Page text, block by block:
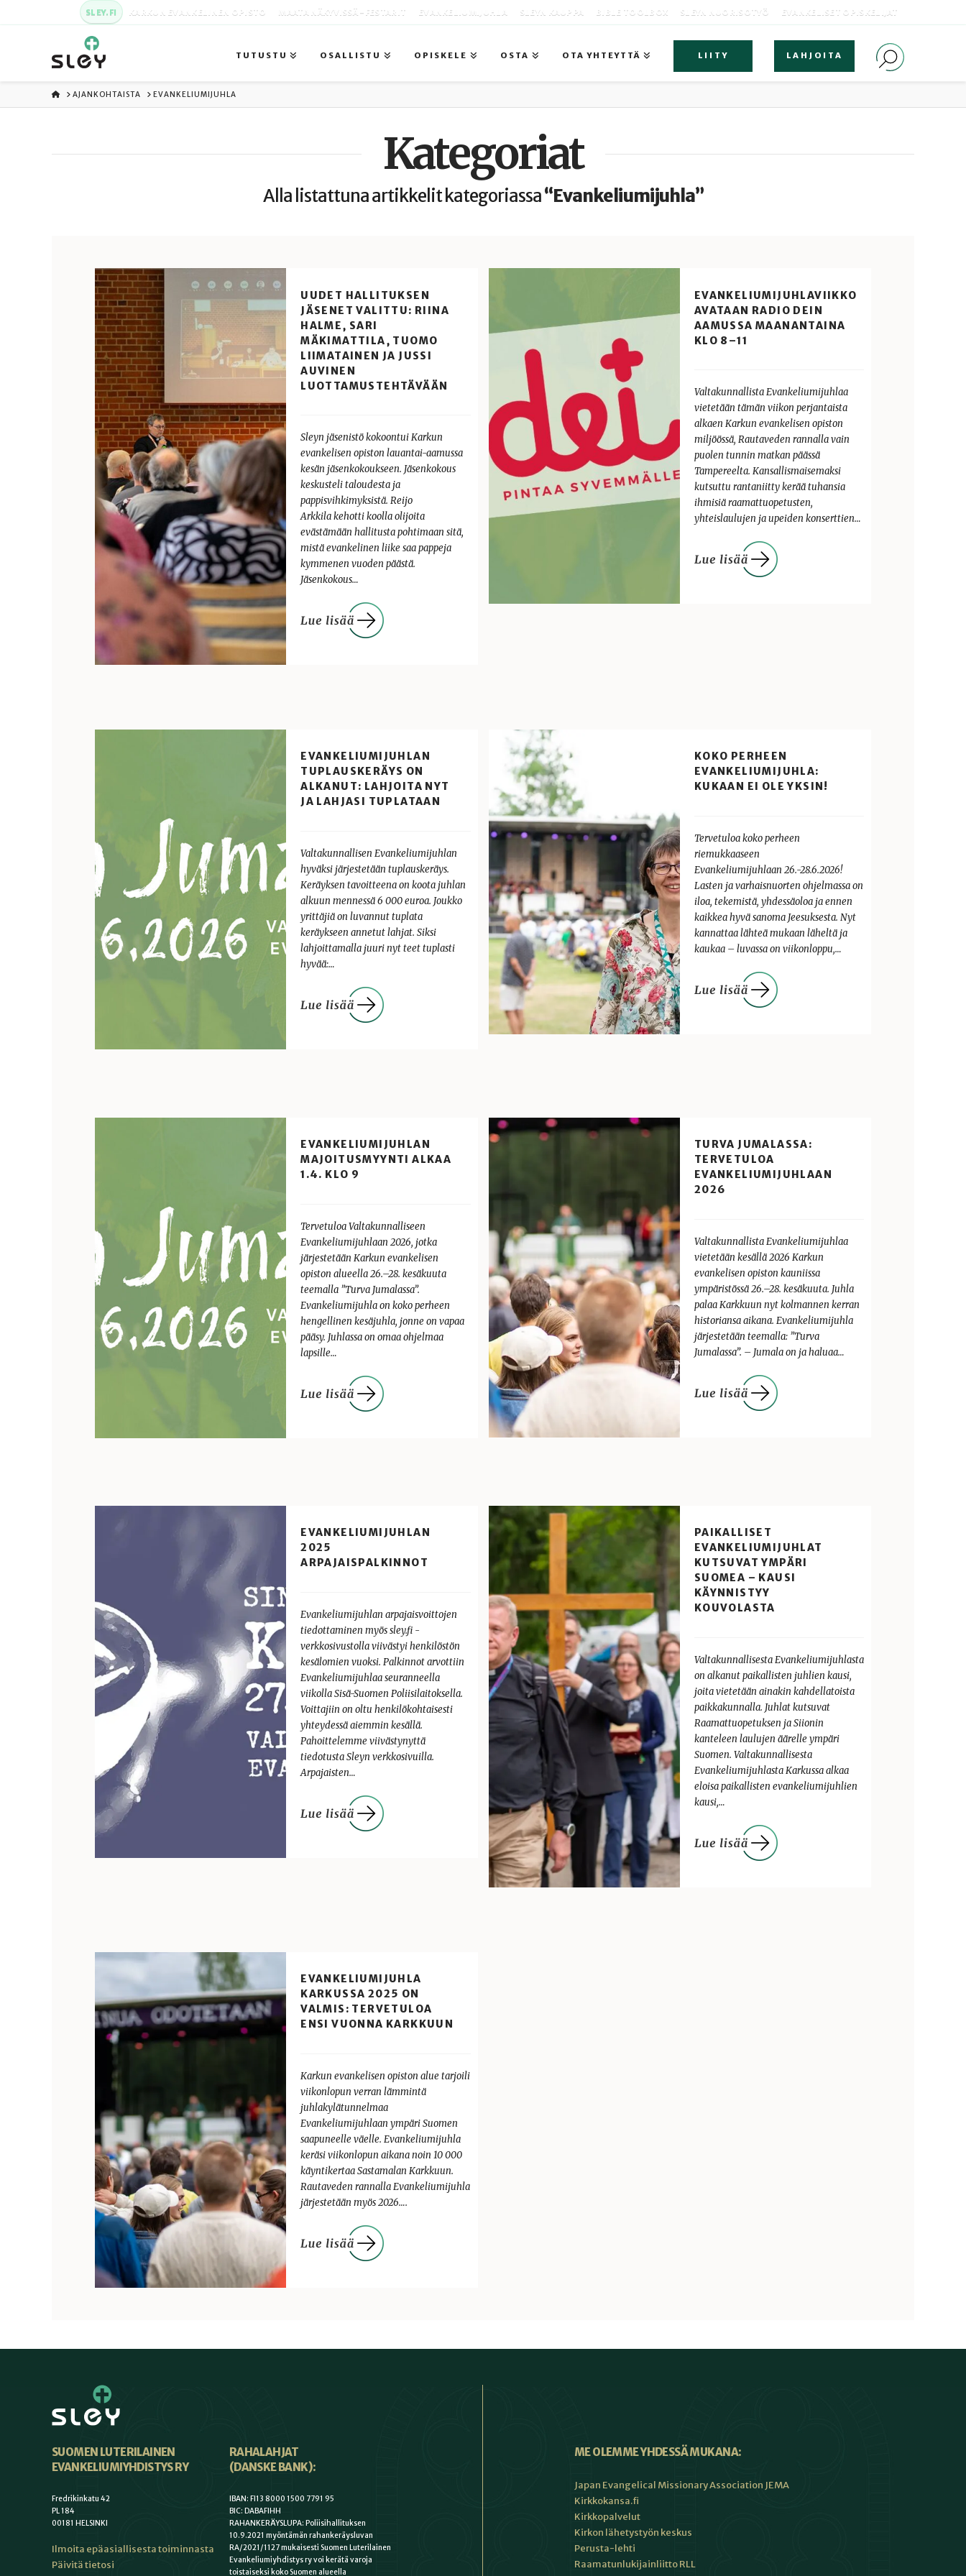
SLEY.FI KARKUN EVANKELINEN OPISTO MAATA NÄKYVISSÄ -FESTARIT EVANKELIUMIJUHLA SLEYN KAUPPA BIBLE TOOLBOX SLEYN NUORISOTYÖ EVANKELISET OPISKELIJAT
TUTUSTU OSALLISTU OPISKELE OSTA OTA YHTEYTTÄ LIITY LAHJOITA
ETUSIVU
AJANKOHTAISTA EVANKELIUMIJUHLA
Kategoriat
Alla listattuna artikkelit kategoriassa“Evankeliumijuhla”
UUDET HALLITUKSEN
JÄSENET VALITTU: RIINA
HALME, SARI
MÄKIMATTILA, TUOMO
LIIMATAINEN JA JUSSI
AUVINEN
LUOTTAMUSTEHTÄVÄÄN
Sleyn jäsenistö kokoontui Karkun
evankelisen opiston lauantai-aamussa
kesän jäsenkokoukseen. Jäsenkokous
keskusteli taloudesta ja
pappisvihkimyksistä. Reijo
Arkkila kehotti koolla olijoita
evästämään hallitusta pohtimaan sitä,
mistä evankelinen liike saa pappeja
kymmenen vuoden päästä.
Jäsenkokous…
EVANKELIUMIJUHLAVIIKKO
AVATAAN RADIO DEIN
AAMUSSA MAANANTAINA
KLO 8–11
Valtakunnallista Evankeliumijuhlaa
vietetään tämän viikon perjantaista
alkaen Karkun evankelisen opiston
miljöössä, Rautaveden rannalla vain
puolen tunnin matkan päässä
Tampereelta. Kansallismaisemaksi
kutsuttu rantaniitty kerää tuhansia
ihmisiä raamattuopetusten,
yhteislaulujen ja upeiden konserttien…
EVANKELIUMIJUHLAN
TUPLAUSKERÄYS ON
ALKANUT: LAHJOITA NYT
JA LAHJASI TUPLATAAN
Valtakunnallisen Evankeliumijuhlan
hyväksi järjestetään tuplauskeräys.
Keräyksen tavoitteena on koota juhlan
alkuun mennessä 6 000 euroa. Joukko
yrittäjiä on luvannut tuplata
keräykseen annetut lahjat. Siksi
lahjoittamalla juuri nyt teet tuplasti
hyvää:…
KOKO PERHEEN
EVANKELIUMIJUHLA:
KUKAAN EI OLE YKSIN!
Tervetuloa koko perheen
riemukkaaseen
Evankeliumijuhlaan 26.-28.6.2026!
Lasten ja varhaisnuorten ohjelmassa on
iloa, tekemistä, yhdessäoloa ja ennen
kaikkea hyvä sanoma Jeesuksesta. Nyt
kannattaa lähteä mukaan läheltä ja
kaukaa – luvassa on viikonloppu,…
EVANKELIUMIJUHLAN
MAJOITUSMYYNTI ALKAA
1.4. KLO 9
Tervetuloa Valtakunnalliseen
Evankeliumijuhlaan 2026, jotka
järjestetään Karkun evankelisen
opiston alueella 26.–28. kesäkuuta
teemalla ”Turva Jumalassa”.
Evankeliumijuhla on koko perheen
hengellinen kesäjuhla, jonne on vapaa
pääsy. Juhlassa on omaa ohjelmaa
lapsille…
TURVA JUMALASSA:
TERVETULOA
EVANKELIUMIJUHLAAN
2026
Valtakunnallista Evankeliumijuhlaa
vietetään kesällä 2026 Karkun
evankelisen opiston kauniissa
ympäristössä 26.–28. kesäkuuta. Juhla
palaa Karkkuun nyt kolmannen kerran
historiansa aikana. Evankeliumijuhla
järjestetään teemalla: ”Turva
Jumalassa”. – Jumala on ja haluaa…
EVANKELIUMIJUHLAN
2025
ARPAJAISPALKINNOT
Evankeliumijuhlan arpajaisvoittojen
tiedottaminen myös sley.fi -
verkkosivustolla viivästyi henkilöstön
kesälomien vuoksi. Palkinnot arvottiin
Evankeliumijuhlaa seuranneella
viikolla Sisä-Suomen Poliisilaitoksella.
Voittajiin on oltu henkilökohtaisesti
yhteydessä aiemmin kesällä.
Pahoittelemme viivästynyttä
tiedotusta Sleyn verkkosivuilla.
Arpajaisten…
PAIKALLISET
EVANKELIUMIJUHLAT
KUTSUVAT YMPÄRI
SUOMEA – KAUSI
KÄYNNISTYY
KOUVOLASTA
Valtakunnallisesta Evankeliumijuhlasta
on alkanut paikallisten juhlien kausi,
joita vietetään ainakin kahdellatoista
paikkakunnalla. Juhlat kutsuvat
Raamattuopetuksen ja Siionin
kanteleen laulujen äärelle ympäri
Suomen. Valtakunnallisesta
Evankeliumijuhlasta Karkussa alkaa
eloisa paikallisten evankeliumijuhlien
kausi,…
EVANKELIUMIJUHLA
KARKUSSA 2025 ON
VALMIS: TERVETULOA
ENSI VUONNA KARKKUUN
Karkun evankelisen opiston alue tarjoili
viikonlopun verran lämmintä
juhlakylätunnelmaa
Evankeliumijuhlaan ympäri Suomen
saapuneelle väelle. Evankeliumijuhla
keräsi viikonlopun aikana noin 10 000
käyntikertaa Sastamalan Karkkuun.
Rautaveden rannalla Evankeliumijuhla
järjestetään myös 2026….
SUOMEN LUTERILAINEN
EVANKELIUMIYHDISTYS RY
Fredrikinkatu 42
PL 184
00181 HELSINKI
Ilmoita epäasiallisesta toiminnasta
Päivitä tietosi
RAHALAHJAT
(DANSKE BANK):
IBAN: FI13 8000 1500 7791 95
BIC: DABAFIHH
RAHANKERÄYSLUPA: Poliisihallituksen
10.9.2021 myöntämän rahankeräysluvan
RA/2021/1127 mukaisesti Suomen Luterilainen
Evankeliumiyhdistys ry voi kerätä varoja
toistaiseksi koko Suomen alueella
ME OLEMME YHDESSÄ MUKANA:
Japan Evangelical Missionary Association JEMA
Kirkkokansa.fi
Kirkkopalvelut
Kirkon lähetystyön keskus
Perusta-lehti
Raamatunlukijainliitto RLL